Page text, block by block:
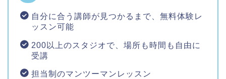
自分に合う講師が見つかるまで、無料体験レ
ッスン可能
200以上のスタジオで、場所も時間も自由に
受講
担当制のマンツーマンレッスン